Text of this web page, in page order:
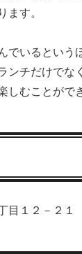
ます。
でいるという
ンチだけでな
しむことがで
目１２－２１